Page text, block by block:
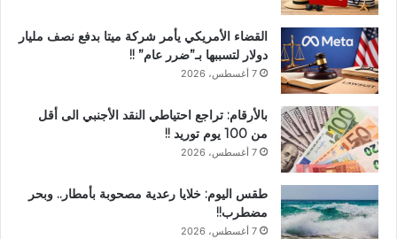
القضاء الأمريكي يأمر شركة ميتا بدفع نصف مليار
دولار لتسببها بـ”ضرر عام” !!
7 أغسطس، 2026
بالأرقام: تراجع احتياطي النقد الأجنبي الى أقل
من 100 يوم توريد !!
7 أغسطس، 2026
طقس اليوم: خلايا رعدية مصحوبة بأمطار.. وبحر
مضطرب!!
7 أغسطس، 2026